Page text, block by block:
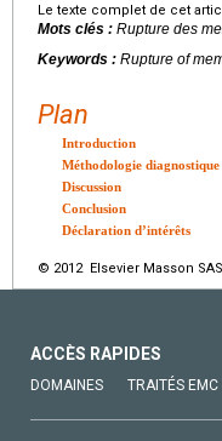
Le texte complet de cet
Mots clés : Rupture des
Keywords : Rupture of
Plan
Introduction
Méthodologie
Discussion
Conclusion
Déclaration d’intérêts
© 2012 Elsevier Masson
ACCÈS RAPIDES
DOMAINES TRAITÉS EMC